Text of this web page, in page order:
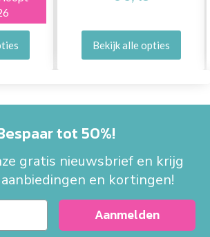
Bekijk alle opties
tot 50%!
gratis nieuwsbrief en krijg
en kortingen!
Aanmelden